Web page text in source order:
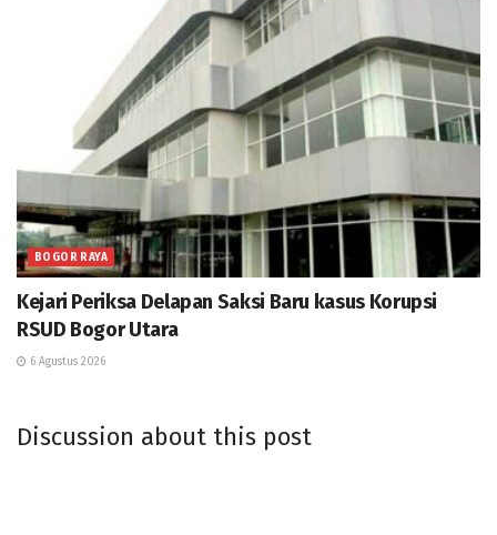
BOGOR RAYA
Kejari Periksa Delapan Saksi Baru kasus Korupsi
RSUD Bogor Utara
6 Agustus 2026
Discussion about this post